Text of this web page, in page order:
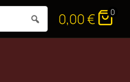
0,00€ 0